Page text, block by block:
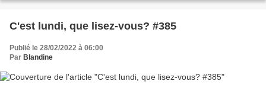
C'est lundi, que lisez-vous? #385
Publié le 28/02/2022 à 06:00
Par Blandine